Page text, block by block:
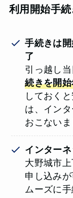
利用開始手
手続きは
了
引っ越し
続きを開
しておく
は、イン
おこないま
インター
大野城市
申し込み
ムーズに